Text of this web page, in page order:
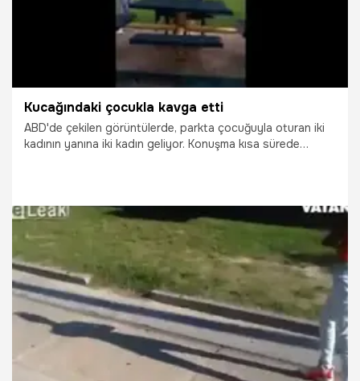
Kucağındaki çocukla kavga etti
ABD'de çekilen görüntülerde, parkta çocuğuyla oturan iki
kadının yanına iki kadın geliyor. Konuşma kısa sürede
dikkat çekti. Yere sertçe düşen çocuğun yaralanmadığı
tahmin ediliyor.
24.06.2015 Yaşam